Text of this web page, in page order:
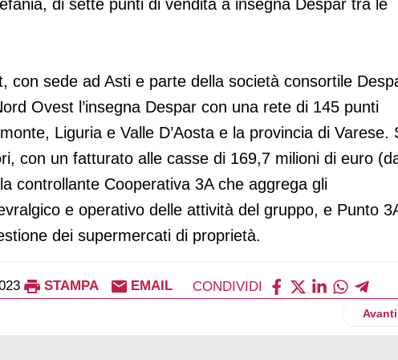
di sette punti di vendita a insegna Despar tra le
con sede ad Asti e parte della società consortile
Ovest l’insegna Despar con una rete di 145 punti
Liguria e Valle D’Aosta e la provincia di Varese.
con un fatturato alle casse di 169,7 milioni di euro
controllante Cooperativa 3A che aggrega gli
e operativo delle attività del gruppo, e Punto
dei supermercati di proprietà.
STAMPA EMAIL CONDIVIDI
è il nuovo presidente di Terre Cevico Avanti